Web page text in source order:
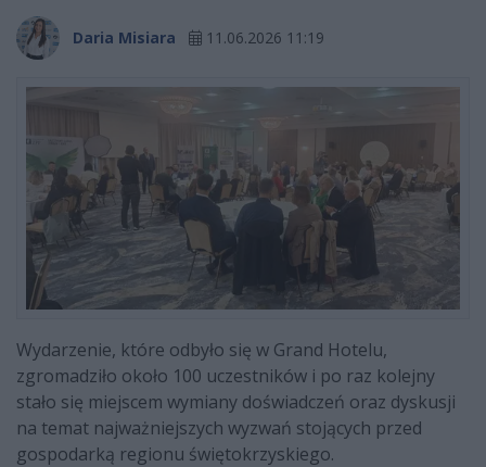
Daria Misiara 11.06.2026 11:19
Wydarzenie, które odbyło się w Grand Hotelu,
zgromadziło około 100 uczestników i po raz kolejny
stało się miejscem wymiany doświadczeń oraz dyskusji
na temat najważniejszych wyzwań stojących przed
gospodarką regionu świętokrzyskiego.